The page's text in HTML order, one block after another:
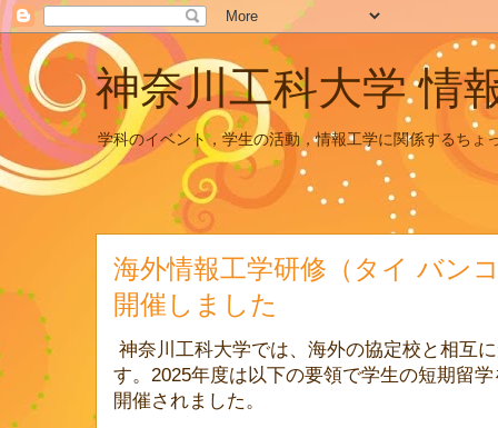
神奈川工科大学 情
学科のイベント，学生の活動，情報工学に関係するちょ
海外情報工学研修（タイ バン
開催しました
神奈川工科大学では、海外の協定校と相互
す。2025年度は以下の要領で学生の短期留
開催されました。